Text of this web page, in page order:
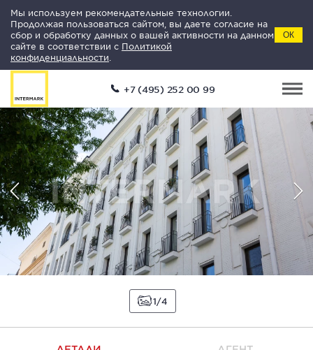
Мы используем рекомендательные технологии.
Продолжая пользоваться сайтом, вы даете согласие на
сбор и обработку данных о вашей активности на данном
сайте в соответствии с Политикой
конфиденциальности
ОК
+7 (495) 252 00 99
1 4